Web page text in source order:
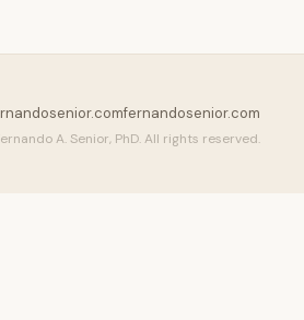
fernandosenior.com
A. Senior, PhD. All rights reserved.